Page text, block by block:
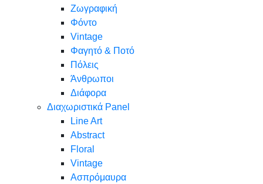
Ζωγραφική
Φόντο
Vintage
Φαγητό & Ποτό
Πόλεις
Άνθρωποι
Διάφορα
Διαχωριστικά Panel
Line Art
Abstract
Floral
Vintage
Ασπρόμαυρα